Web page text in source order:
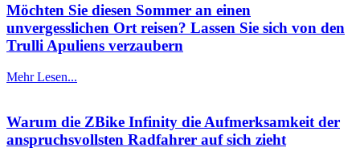
Möchten Sie diesen Sommer an einen
unvergesslichen Ort reisen? Lassen Sie sich von den
Trulli Apuliens verzaubern
Mehr Lesen...
Warum die ZBike Infinity die Aufmerksamkeit der
anspruchsvollsten Radfahrer auf sich zieht